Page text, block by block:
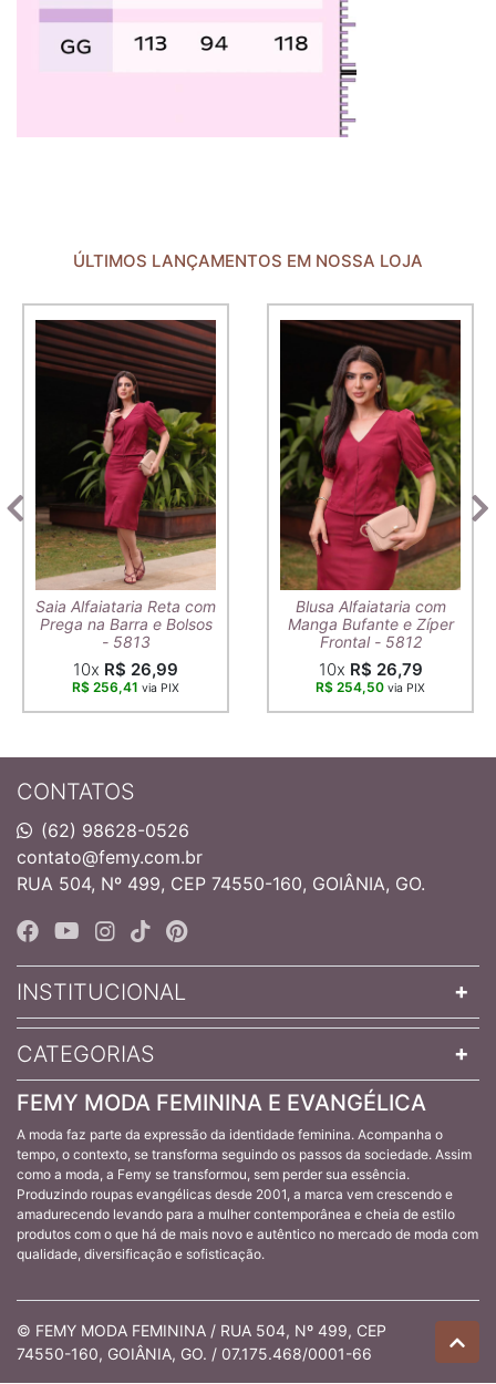
ÚLTIMOS LANÇAMENTOS EM NOSSA LOJA
Saia Alfaiataria Reta com
Prega na Barra e Bolsos
- 5813
10x R$ 26,99
R$ 256,41 via PIX
Blusa Alfaiataria com
Manga Bufante e Zíper
Frontal - 5812
10x R$ 26,79
R$ 254,50 via PIX
CONTATOS
(62) 98628-0526
contato@femy.com.br
RUA 504, Nº 499, CEP 74550-160, GOIÂNIA, GO.
INSTITUCIONAL
CATEGORIAS
FEMY MODA FEMININA E EVANGÉLICA
A moda faz parte da expressão da identidade feminina. Acompanha o
tempo, o contexto, se transforma seguindo os passos da sociedade. Assim
como a moda, a Femy se transformou, sem perder sua essência.
Produzindo roupas evangélicas desde 2001, a marca vem crescendo e
amadurecendo levando para a mulher contemporânea e cheia de estilo
produtos com o que há de mais novo e autêntico no mercado de moda com
qualidade, diversificação e sofisticação.
© FEMY MODA FEMININA / RUA 504, Nº 499, CEP
74550-160, GOIÂNIA, GO. / 07.175.468/0001-66